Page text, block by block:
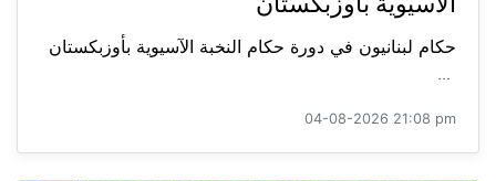
حكام لبنانيون في دورة حكام النخبة الآسيوية بأوزبكستان
...
04-08-2026 21:08 pm